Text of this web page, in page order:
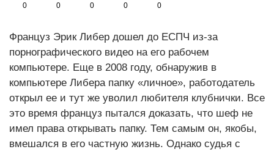
0 0 0 0 0
Француз Эрик Либер дошел до ЕСПЧ из-за
порнографического видео на его рабочем
компьютере. Еще в 2008 году, обнаружив в
компьютере Либера папку «личное», работодатель
открыл ее и тут же уволил любителя клубнички. Все
это время француз пытался доказать, что шеф не
имел права открывать папку. Тем самым он, якобы,
вмешался в его частную жизнь. Однако судья с